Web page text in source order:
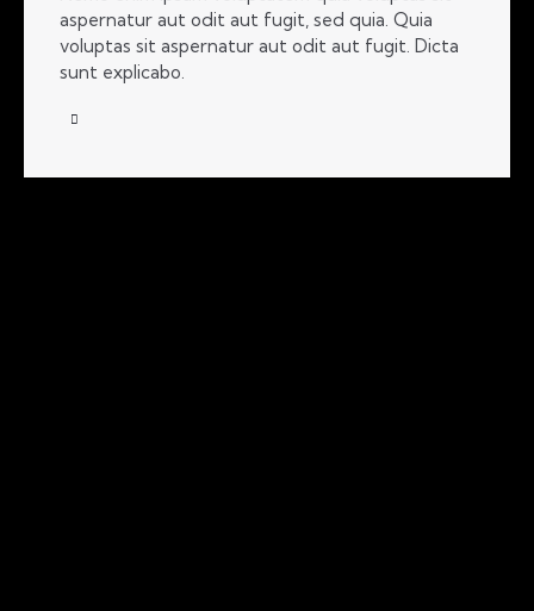
aspernatur aut odit aut fugit, sed quia. Quia
voluptas sit aspernatur aut odit aut fugit. Dicta
sunt explicabo.